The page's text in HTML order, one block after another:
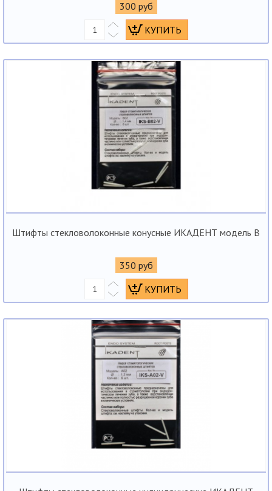
300 руб
Штифты стекловолоконные конусные ИКАДЕНТ модель В
350 руб